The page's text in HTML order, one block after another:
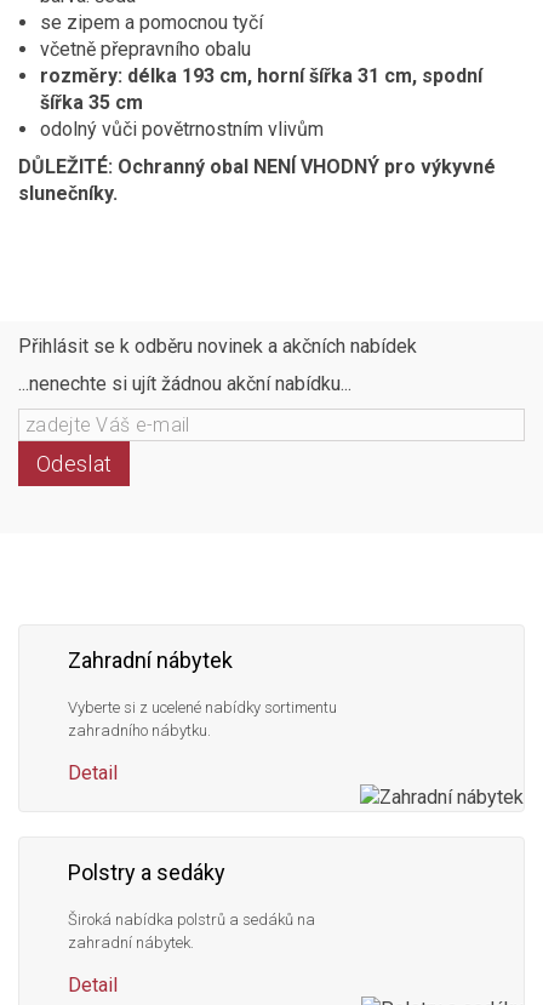
se zipem a pomocnou tyčí
včetně přepravního obalu
rozměry: délka 193 cm, horní šířka 31 cm, spodní
šířka 35 cm
odolný vůči povětrnostním vlivům
DŮLEŽITÉ: Ochranný obal NENÍ VHODNÝ pro výkyvné
slunečníky.
Přihlásit se k odběru novinek a akčních nabídek
...nenechte si ujít žádnou akční nabídku...
Odeslat
Zahradní nábytek
Vyberte si z ucelené nabídky sortimentu
zahradního nábytku.
Detail
Polstry a sedáky
Široká nabídka polstrů a sedáků na
zahradní nábytek.
Detail